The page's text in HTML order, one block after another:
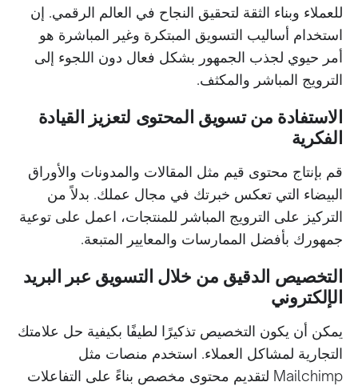
للعملاء وبناء الثقة لتحقيق النجاح في العالم الرقمي. إن
استخدام أساليب التسويق المبتكرة وغير المباشرة هو
أمر حيوي لجذب الجمهور بشكل فعال دون اللجوء إلى
الترويج المباشر والمكثف.
الاستفادة من تسويق المحتوى لتعزيز القيادة
الفكرية
قم بإنتاج محتوى قيم مثل المقالات والمدونات والأوراق
البيضاء التي تعكس خبرتك في مجال عملك. بدلاً من
التركيز على الترويج المباشر للمنتجات، اعمل على توعية
جمهورك بأفضل الممارسات والمعايير المتبعة.
التخصيص الدقيق من خلال التسويق عبر البريد
الإلكتروني
يمكن أن يكون التخصيص تذكيرًا لطيفًا بكيفية حل علامتك
التجارية لمشاكل العملاء. استخدم منصات مثل
Mailchimp لتقديم محتوى مخصص بناءً على التفاعلات